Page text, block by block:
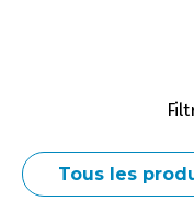
Tous les